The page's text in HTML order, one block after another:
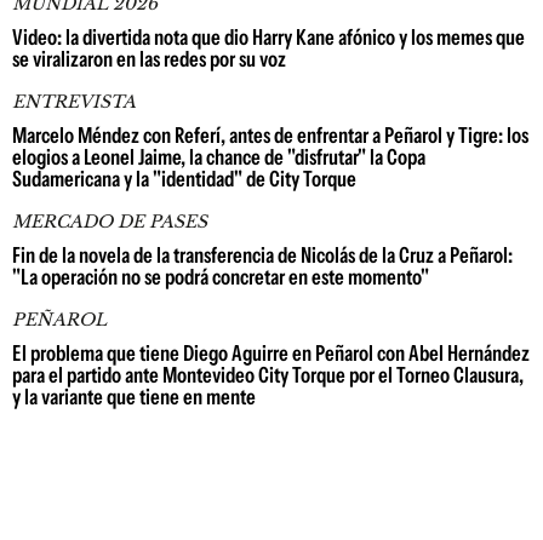
Video: la divertida nota que dio Harry Kane afónico y los memes que
se viralizaron en las redes por su voz
ENTREVISTA
Marcelo Méndez con Referí, antes de enfrentar a Peñarol y Tigre: los
elogios a Leonel Jaime, la chance de "disfrutar" la Copa
Sudamericana y la "identidad" de City Torque
MERCADO DE PASES
Fin de la novela de la transferencia de Nicolás de la Cruz a Peñarol:
"La operación no se podrá concretar en este momento"
PEÑAROL
El problema que tiene Diego Aguirre en Peñarol con Abel Hernández
para el partido ante Montevideo City Torque por el Torneo Clausura,
y la variante que tiene en mente